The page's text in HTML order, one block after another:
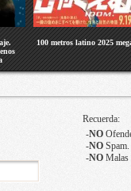
100 metros latino 2025
Recuerda:
-NO
-NOSpam.
-NOMalas